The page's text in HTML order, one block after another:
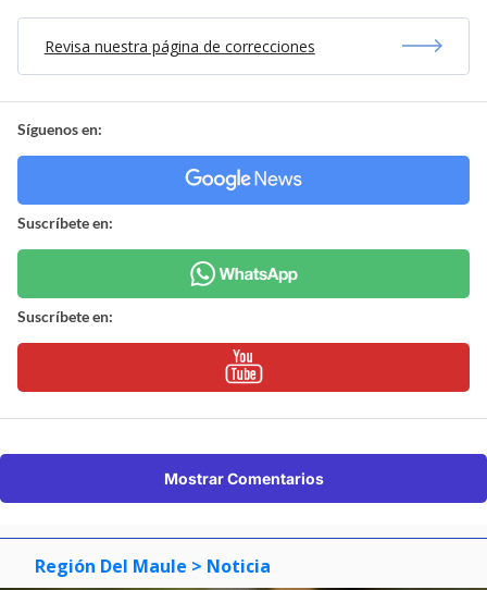
Revisa nuestra página de correcciones
Síguenos en:
Suscríbete en:
Suscríbete en:
Mostrar Comentarios
Región Del Maule > Noticia